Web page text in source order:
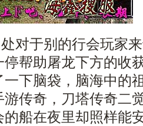
对于别的行会玩家
帮助屠龙下方的收
下脑袋，脑海中的
游传奇，刀塔传奇二
船在夜里却照样能